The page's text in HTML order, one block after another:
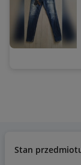
Stan